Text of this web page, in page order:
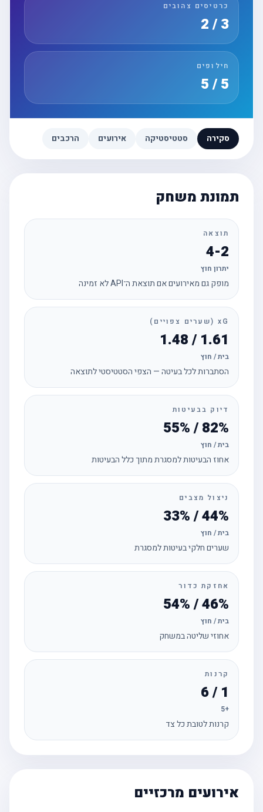
כרטיסים צהובים
3 / 2
חילופים
סקירה סטטיסטיקה אירועים הרכבים
תמונת משחק
תוצאה
4-2
יתרון חוץ
מופק גם מאירועים אם תוצאת ה־API לא זמינה
xG (שערים צפויים)
1.61 / 1.48
בית / חוץ
הסתברות לכל בעיטה — הצפי הסטטיסטי לתוצאה
דיוק בבעיטות
82% / 55%
בית / חוץ
אחוז הבעיטות למסגרת מתוך כלל הבעיטות
ניצול מצבים
44% / 33%
בית / חוץ
שערים חלקי בעיטות למסגרת
אחזקת כדור
46% / 54%
בית / חוץ
אחוזי שליטה במשחק
קרנות
קרנות לטובת כל צד
אירועים מרכזיים